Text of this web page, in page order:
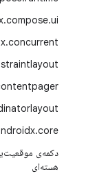
.compose.ui
.concurrent
.core
دکمه‌ی
هسته‌ای